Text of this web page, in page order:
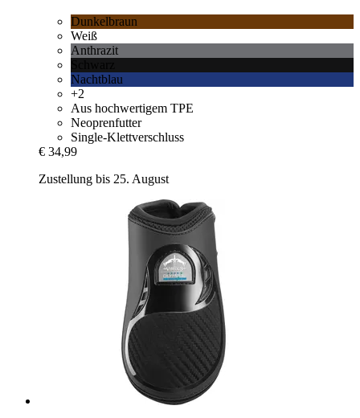
Dunkelbraun
Weiß
Anthrazit
Nachtblau
+2
Aus hochwertigem TPE
Neoprenfutter
Single-Klettverschluss
€ 34,99
Zustellung bis 25. August